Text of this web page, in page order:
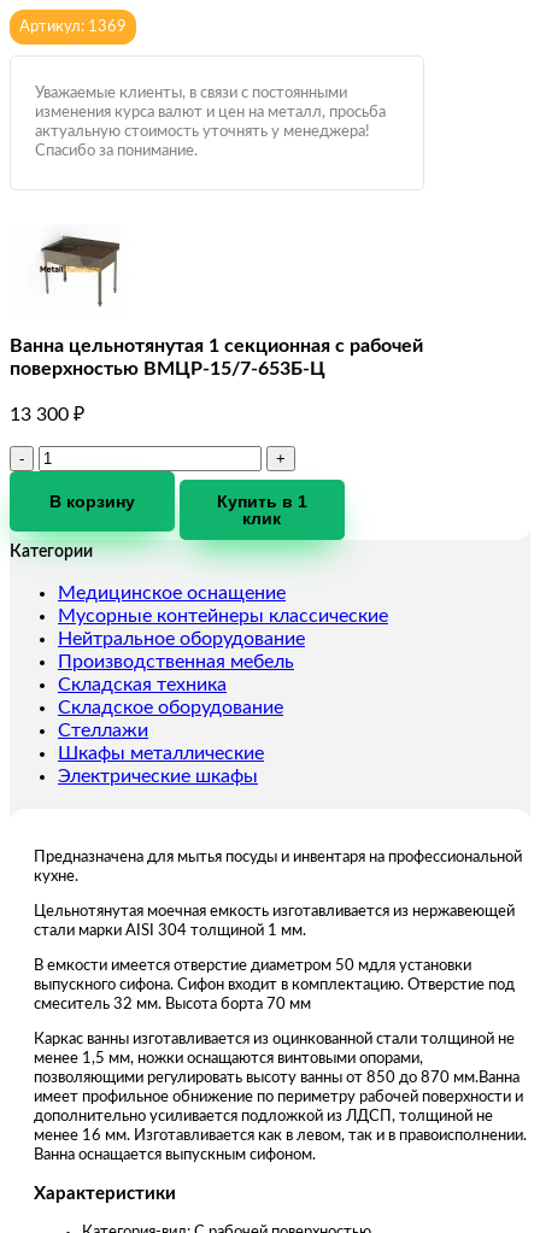
Артикул: 1369
Уважаемые клиенты, в связи с постоянными
изменения курса валют и цен на металл, просьба
актуальную стоимость уточнять у менеджера!
Спасибо за понимание.
Ванна цельнотянутая 1 секционная с рабочей
поверхностью ВМЦР-15/7-653Б-Ц
13 300 ₽
Количество
Ванна
1
с
рабочей
поверхностью
ВМЦР-15/7-
653Б-
Ц
В корзину
Купить в 1
клик
Категории
Медицинское оснащение
Мусорные контейнеры классические
Нейтральное оборудование
Производственная мебель
Складская техника
Складское оборудование
Стеллажи
Шкафы металлические
Электрические шкафы
Предназначена для мытья посуды и инвентаря на профессиональной
кухне.
Цельнотянутая моечная емкость изготавливается из нержавеющей
стали марки AISI 304 толщиной 1 мм.
В емкости имеется отверстие диаметром 50 мдля установки
выпускного сифона. Сифон входит в комплектацию. Отверстие под
смеситель 32 мм. Высота борта 70 мм
Каркас ванны изготавливается из оцинкованной стали толщиной не
менее 1,5 мм, ножки оснащаются винтовыми опорами,
позволяющими регулировать высоту ванны от 850 до 870 мм.Ванна
имеет профильное обнижение по периметру рабочей поверхности и
дополнительно усиливается подложкой из ЛДСП, толщиной не
менее 16 мм. Изготавливается как в левом, так и в правоисполнении.
Ванна оснащается выпускным сифоном.
Характеристики